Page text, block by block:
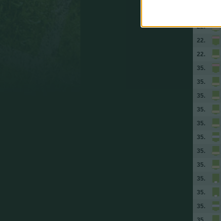
22.
22.
22.
35.
35.
35.
35.
35.
35.
35.
35.
35.
35.
35.